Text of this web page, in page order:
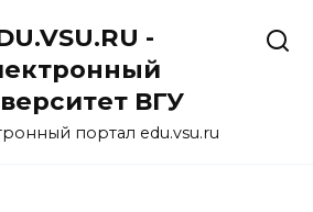
-
ВГУ
портал edu.vsu.ru